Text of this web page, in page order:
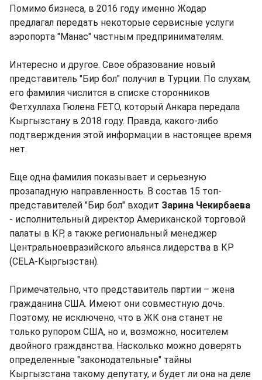
Помимо бизнеса, в 2016 году именно Жодар
предлагал передать некоторые сервисные услуги
аэропорта "Манас" частным предпринимателям.
Интересно и другое. Свое образование новый
представитель "Бир бол" получил в Турции. По слухам,
его фамилия числится в списке сторонников
Фетхуллаха Гюлена FETO, который Анкара передала
Кыргызстану в 2018 году. Правда, какого-либо
подтверждения этой информации в настоящее время
нет.
Еще одна фамилия показывает и серьезную
прозападную направленность. В состав 15 топ-
представителей "Бир бол" входит Зарина Чекирбаева
- исполнительный директор Американской торговой
палаты в КР, а также региональный менеджер
Центральноевразийского альянса лидерства в КР
(CELA-Кыргызстан).
Примечательно, что представитель партии – жена
гражданина США. Имеют они совместную дочь.
Поэтому, не исключено, что в ЖК она станет не
только рупором США, но и, возможно, носителем
двойного гражданства. Насколько можно доверять
определенные "законодательные" тайны
Кыргызстана такому депутату, и будет ли она на деле